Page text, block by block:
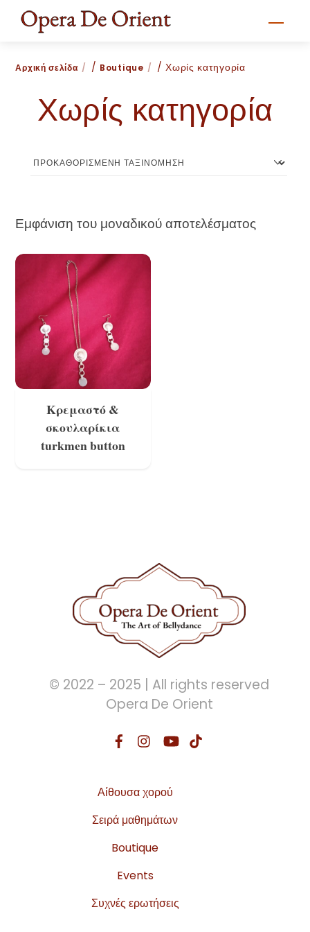
Αρχική σελίδα / Boutique / Χωρίς κατηγορία
Χωρίς κατηγορία
Εμφάνιση του μοναδικού αποτελέσματος
Κρεμαστό &
σκουλαρίκια
turkmen button
Share
© 2022 – 2025 | All rights reserved
Opera De Orient
Αίθουσα χορού
Σειρά μαθημάτων
Boutique
Events
Συχνές ερωτήσεις